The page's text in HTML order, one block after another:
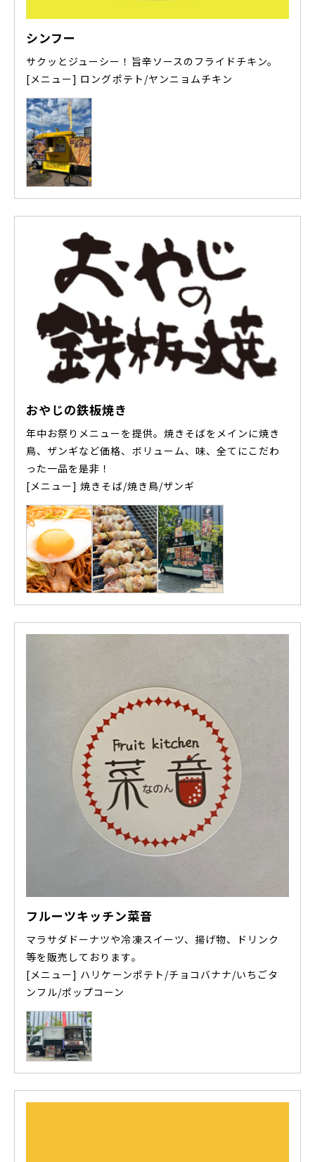
シンフー
サクッとジューシー！旨辛ソースのフライドチキン。
[メニュー] ロングポテト/ヤンニョムチキン
おやじの鉄板焼き
年中お祭りメニューを提供。焼きそばをメインに焼き
鳥、ザンギなど価格、ボリューム、味、全てにこだわ
った一品を是非！
[メニュー] 焼きそば/焼き鳥/ザンギ
フルーツキッチン菜音
マラサダドーナツや冷凍スイーツ、揚げ物、ドリンク
等を販売しております。
[メニュー] ハリケーンポテト/チョコバナナ/いちごタ
ンフル/ポップコーン